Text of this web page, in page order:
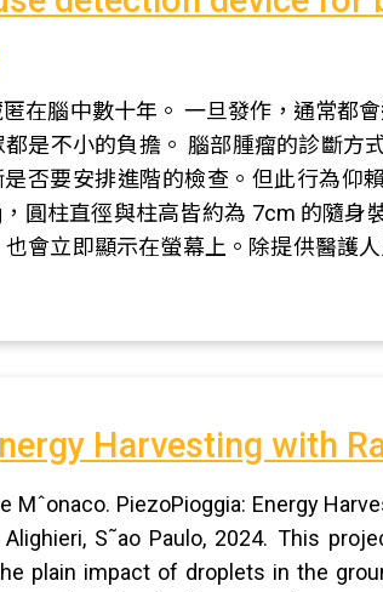
在腦中數十年。 一旦發作，通常都
是不小的負擔。 腦部腫瘤的診斷
否要安排進階的檢查。但此行為仰
圓柱直徑與柱高皆約為 7cm 的隨身
會立即顯示在螢幕上。除提供醫護
Harvesting with
Mˆonaco. PiezoPioggia: Energy
Alighieri, S˜ao Paulo, 2024. This
plain impact of droplets in the